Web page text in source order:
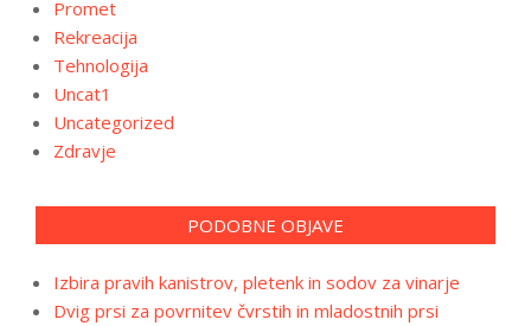
Promet
Rekreacija
Tehnologija
Uncat1
Uncategorized
Zdravje
PODOBNE OBJAVE
Izbira pravih kanistrov, pletenk in sodov za vinarje
Dvig prsi za povrnitev čvrstih in mladostnih prsi